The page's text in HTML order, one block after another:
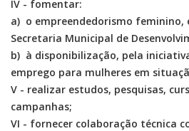
IV - fomentar:
a) o empreendedorismo feminino,
Secretaria Municipal de
b) à disponibilização, pela
emprego para mulheres em
V - realizar estudos, pesquisas,
campanhas;
VI - fornecer colaboração técnica